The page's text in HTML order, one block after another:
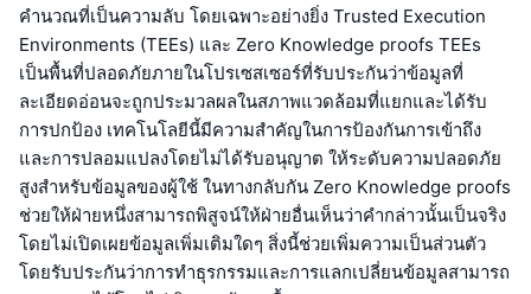
คำนวณที่เป็นความลับ โดยเฉพาะอย่างยิ่ง Trusted Execution
Environments (TEEs) และ Zero Knowledge proofs TEEs
เป็นพื้นที่ปลอดภัยภายในโปรเซสเซอร์ที่รับประกันว่าข้อมูลที่
ละเอียดอ่อนจะถูกประมวลผลในสภาพแวดล้อมที่แยกและได้รับ
การปกป้อง เทคโนโลยีนี้มีความสำคัญในการป้องกันการเข้าถึง
และการปลอมแปลงโดยไม่ได้รับอนุญาต ให้ระดับความปลอดภัย
สูงสำหรับข้อมูลของผู้ใช้ ในทางกลับกัน Zero Knowledge proofs
ช่วยให้ฝ่ายหนึ่งสามารถพิสูจน์ให้ฝ่ายอื่นเห็นว่าคำกล่าวนั้นเป็นจริง
โดยไม่เปิดเผยข้อมูลเพิ่มเติมใดๆ สิ่งนี้ช่วยเพิ่มความเป็นส่วนตัว
โดยรับประกันว่าการทำธุรกรรมและการแลกเปลี่ยนข้อมูลสามารถ